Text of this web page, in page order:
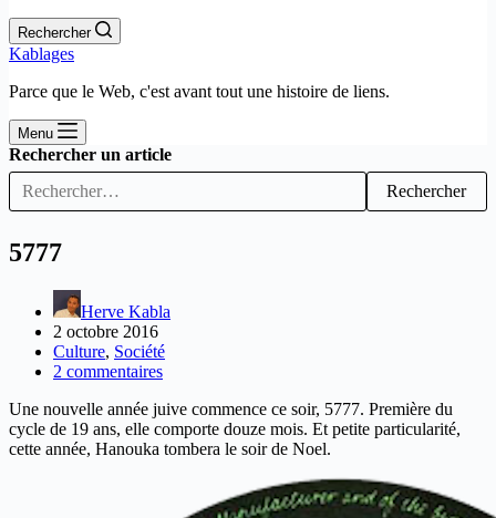
Rechercher
Kablages
Parce que le Web, c'est avant tout une histoire de liens.
Menu
Rechercher un article
Rechercher
5777
Herve Kabla
2 octobre 2016
Culture, Société
2 commentaires
Une nouvelle année juive commence ce soir, 5777. Première du
cycle de 19 ans, elle comporte douze mois. Et petite particularité,
cette année, Hanouka tombera le soir de Noel.